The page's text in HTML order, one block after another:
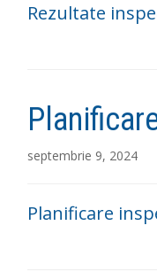
Rezultate
septembrie 9, 2024
Planificare